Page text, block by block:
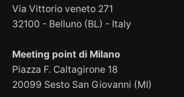
Via Vittorio veneto 271
32100 - Belluno (BL) - Italy
Meeting point di Milano
Piazza F. Caltagirone 18
20099 Sesto San Giovanni (MI)